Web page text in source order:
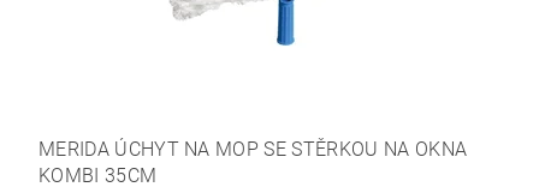
MERIDA ÚCHYT NA MOP SE STĚRKOU NA OKNA
KOMBI 35CM